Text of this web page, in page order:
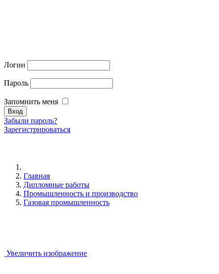
Логин
Пароль
Запомнить меня
Забыли пароль?
Зарегистрироваться
Главная
Дипломные работы
Промышленность и производство
Газовая промышленность
Увеличить изображение